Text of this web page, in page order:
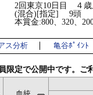
2回東京10日目 ４
(混合)[指定] 9頭
本賞金:800、320、
ス分析 亀谷ﾎﾟｲﾝﾄ
限定で公開中です。ご